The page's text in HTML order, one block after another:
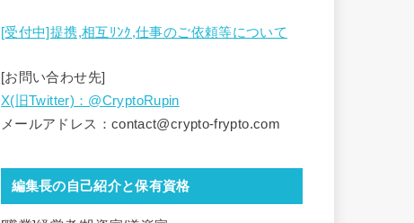
[受付中]提携,相互ﾘﾝｸ,仕事のご依頼等について
[お問い合わせ先]
X(旧Twitter)：@CryptoRupin
メールアドレス：contact@crypto-frypto.com
編集長の自己紹介と保有資格